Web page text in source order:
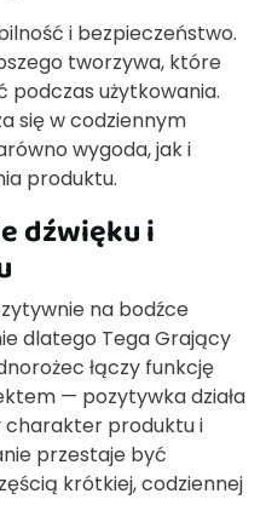
i bezpieczeństwo.
tworzywa, które
użytkowania.
się w codziennym
wygoda, jak i
produktu.
dźwięku i
na bodźce
dlatego Tega Grający
łączy funkcję
— pozytywka działa
charakter produktu i
przestaje być
krótkiej, codziennej